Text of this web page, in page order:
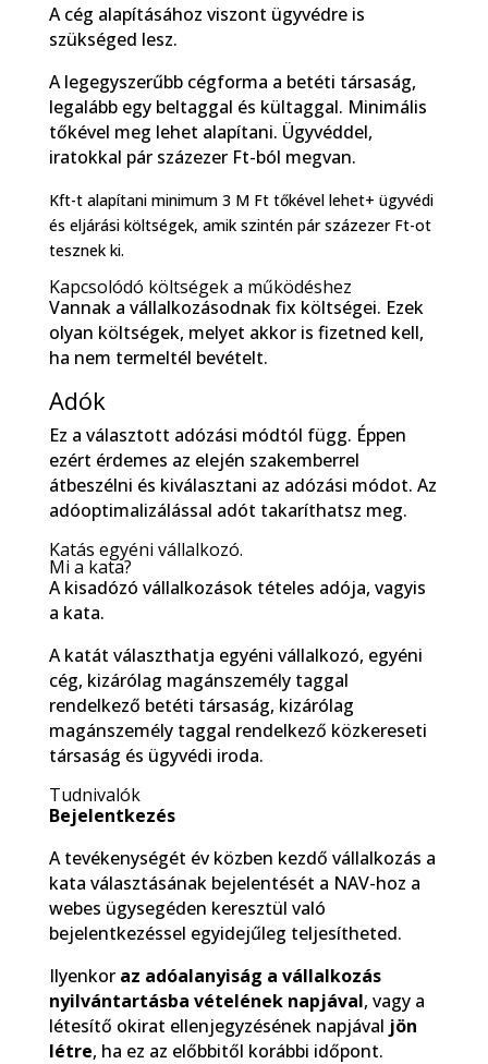
A cég alapításához viszont ügyvédre is
szükséged lesz.
A legegyszerűbb cégforma a betéti társaság,
legalább egy beltaggal és kültaggal. Minimális
tőkével meg lehet alapítani. Ügyvéddel,
iratokkal pár százezer Ft-ból megvan.
Kft-t alapítani minimum 3 M Ft tőkével lehet+ ügyvédi
és eljárási költségek, amik szintén pár százezer Ft-ot
tesznek ki.
Kapcsolódó költségek a működéshez
Vannak a vállalkozásodnak fix költségei. Ezek
olyan költségek, melyet akkor is fizetned kell,
ha nem termeltél bevételt.
Adók
Ez a választott adózási módtól függ. Éppen
ezért érdemes az elején szakemberrel
átbeszélni és kiválasztani az adózási módot. Az
adóoptimalizálással adót takaríthatsz meg.
Katás egyéni vállalkozó.
Mi a kata?
A kisadózó vállalkozások tételes adója, vagyis
a kata.
A katát választhatja egyéni vállalkozó, egyéni
cég, kizárólag magánszemély taggal
rendelkező betéti társaság, kizárólag
magánszemély taggal rendelkező közkereseti
társaság és ügyvédi iroda.
Tudnivalók
Bejelentkezés
A tevékenységét év közben kezdő vállalkozás a
kata választásának bejelentését a NAV-hoz a
webes ügysegéden keresztül való
bejelentkezéssel egyidejűleg teljesítheted.
Ilyenkor az adóalanyiság a vállalkozás
nyilvántartásba vételének napjával, vagy a
létesítő okirat ellenjegyzésének napjával jön
létre, ha ez az előbbitől korábbi időpont.